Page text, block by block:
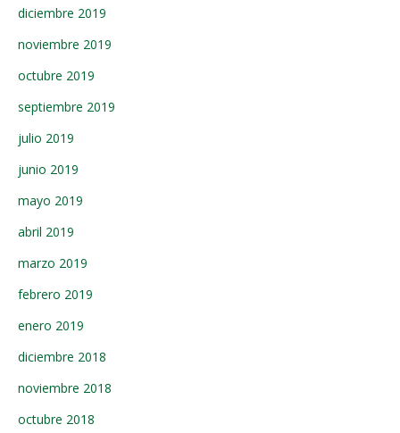
diciembre 2019
noviembre 2019
octubre 2019
septiembre 2019
julio 2019
junio 2019
mayo 2019
abril 2019
marzo 2019
febrero 2019
enero 2019
diciembre 2018
noviembre 2018
octubre 2018